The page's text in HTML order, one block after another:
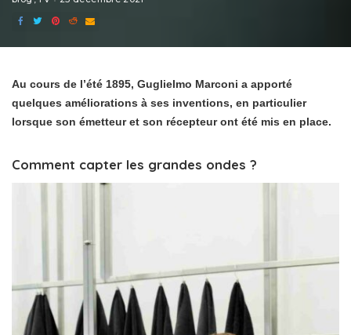
Au cours de l’été 1895, Guglielmo Marconi a apporté
quelques améliorations à ses inventions, en particulier
lorsque son émetteur et son récepteur ont été mis en place.
Comment capter les grandes ondes ?